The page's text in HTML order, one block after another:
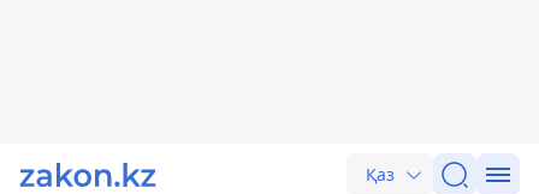
Қаз